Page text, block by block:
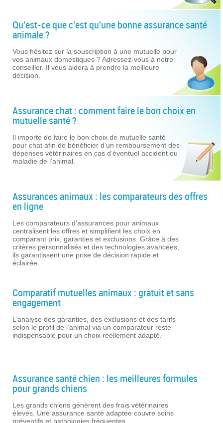
Qu'est-ce que c'est qu'une bonne assurance santé
animale ?
Vous hésitez sur la souscription à une mutuelle pour
vos animaux domestiques ? Adressez-vous à notre
conseiller. Il vous aidera à prendre la meilleure
décision.
Assurance chat : comment faire le bon choix en
mutuelle santé ?
Il importe de faire le bon choix de mutuelle santé
pour chat afin de bénéficier d’un remboursement des
dépenses vétérinaires en cas d’éventuel accident ou
maladie de l’animal.
Assurances animaux : les comparateurs des offres
en ligne
Les comparateurs d’assurances pour animaux
centralisent les offres et simplifient les choix en
comparant prix, garanties et exclusions. Grâce à des
critères personnalisés et des technologies avancées,
ils garantissent une prise de décision rapide et
éclairée.
Comparatif mutuelles animaux : gratuit et sans
engagement
L’analyse des garanties, des exclusions et des tarifs
selon le profil de l’animal via un comparateur reste
indispensable pour un choix réellement adapté.
Assurance santé chien : les meilleures formules
pour grands chiens
Les grands chiens génèrent des frais vétérinaires
élevés. Une assurance santé adaptée couvre soins
préventifs et pathologies fréquentes.